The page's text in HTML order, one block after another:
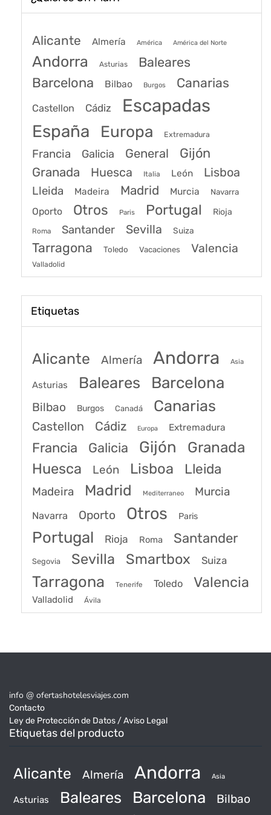
Alicante Almería América América del Norte
Andorra Asturias Baleares
Barcelona Bilbao Burgos Canarias
Castellon Cádiz Escapadas
España Europa Extremadura
Francia Galicia General Gijón
Granada Huesca Italia León Lisboa
Lleida Madeira Madrid Murcia Navarra
Oporto Otros Paris Portugal Rioja
Roma Santander Sevilla Suiza
Tarragona Toledo Vacaciones Valencia
Valladolid
Etiquetas
Alicante Almería Andorra Asia
Asturias Baleares Barcelona
Bilbao Burgos Canadá Canarias
Castellon Cádiz Europa Extremadura
Francia Galicia Gijón Granada
Huesca León Lisboa Lleida
Madeira Madrid Mediterraneo Murcia
Navarra Oporto Otros Paris
Portugal Rioja Roma Santander
Segovia Sevilla Smartbox Suiza
Tarragona Tenerife Toledo Valencia
Valladolid Ávila
info @ ofertashotelesviajes.com
Contacto
Ley de Protección de Datos / Aviso Legal
Etiquetas del producto
Alicante Almería Andorra Asia
Asturias Baleares Barcelona Bilbao